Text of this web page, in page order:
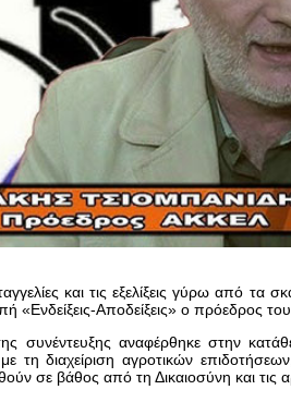
και τις εξελίξεις γύρω από
«Ενδείξεις-Αποδείξεις» ο πρόεδρος
συνέντευξης αναφέρθηκε στην
με τη διαχείριση αγροτικών
σε βάθος από τη Δικαιοσύνη και τις